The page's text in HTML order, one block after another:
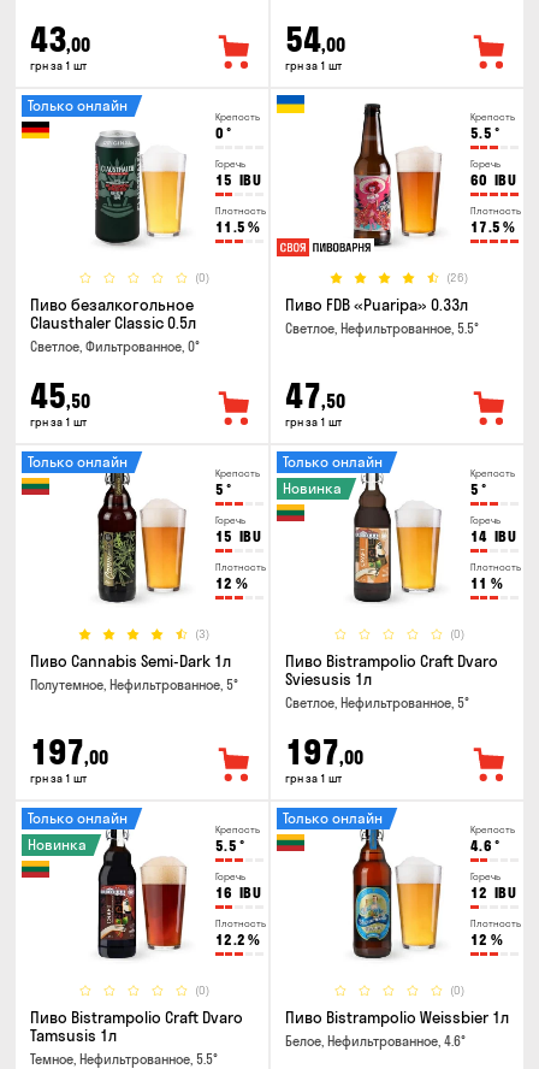
43,00
грн за 1 шт
54,00
грн за 1 шт
Крепость
0 °
Горечь
15 IBU
Плотность
11.5 %
(0)
Только онлайн
Пиво безалкогольное
Clausthaler Classic 0.5л
Светлое, Фильтрованное, 0°
45,50
грн за 1 шт
Крепость
5.5 °
Горечь
60 IBU
Плотность
17.5 %
(26)
Пиво FDB «Puaripa» 0.33л
Светлое, Нефильтрованное, 5.5°
47,50
грн за 1 шт
Крепость
5 °
Горечь
15 IBU
Плотность
12 %
(3)
Только онлайн
Пиво Cannabis Semi-Dark 1л
Полутемное, Нефильтрованное, 5°
197,00
грн за 1 шт
Крепость
5 °
Горечь
14 IBU
Плотность
11 %
(0)
Только онлайн
Новинка
Пиво Bistrampolio Craft Dvaro
Sviesusis 1л
Светлое, Нефильтрованное, 5°
197,00
грн за 1 шт
Крепость
5.5 °
Горечь
16 IBU
Плотность
12.2 %
(0)
Только онлайн
Новинка
Пиво Bistrampolio Craft Dvaro
Tamsusis 1л
Темное, Нефильтрованное, 5.5°
Крепость
4.6 °
Горечь
12 IBU
Плотность
12 %
(0)
Только онлайн
Пиво Bistrampolio Weissbier 1л
Белое, Нефильтрованное, 4.6°